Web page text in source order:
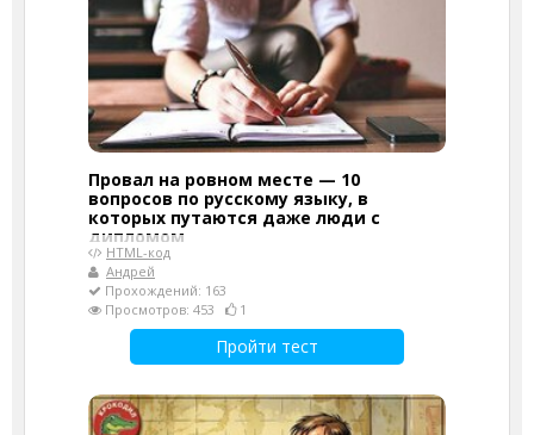
Провал на ровном месте — 10
вопросов по русскому языку, в
которых путаются даже люди с
дипломом
HTML-код
Андрей
Прохождений: 163
Просмотров: 453
1
Пройти тест